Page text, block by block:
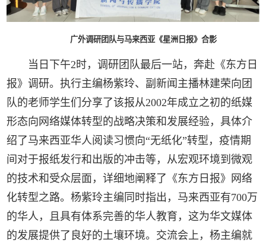
广外调研团队与马来西亚《星洲日报》合影
当日下午2时，调研团队最后一站，奔赴《东方日
报》调研。执行主编杨紫玲、副新闻主播林建荣向团
队的老师学生们分享了该报从2002年成立之初的纸媒
形态向网络媒体转型的战略决策和发展经验，具体介
绍了马来西亚华人阅读习惯向“无纸化”转型，疫情期
间对于报纸发行和出版的冲击等，从宏观环境到微观
的技术和受众层面，详细地阐释了《东方日报》网络
化转型之路。杨紫玲主编同时指出，马来西亚有700万
的华人，且具有体系完善的华人教育，这为华文媒体
的发展提供了良好的土壤环境。交流会上，杨主编就